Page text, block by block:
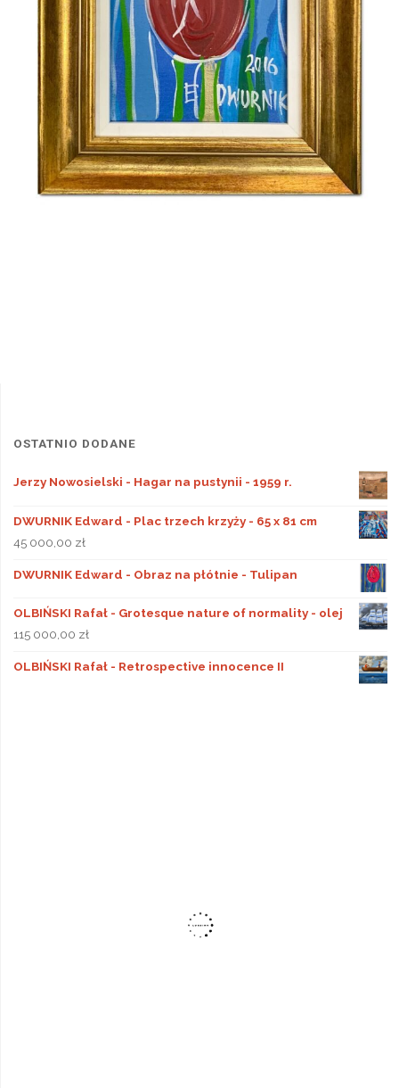
OSTATNIO DODANE
Jerzy Nowosielski - Hagar na pustynii - 1959 r.
DWURNIK Edward - Plac trzech krzyży - 65 x 81 cm
45 000,00 zł
DWURNIK Edward - Obraz na płótnie - Tulipan
OLBIŃSKI Rafał - Grotesque nature of normality - olej
115 000,00 zł
OLBIŃSKI Rafał - Retrospective innocence II